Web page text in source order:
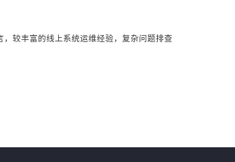
较丰富的线上系统运维经验，复杂问题排查